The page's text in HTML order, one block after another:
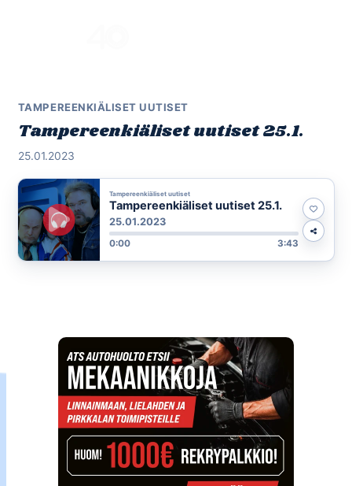
TAMPEREENKIÄLISET UUTISET
Tampereenkiäliset uutiset 25.1.
25.01.2023
Tampereenkiäliset uutiset
Tampereenkiäliset uutiset 25.1.
25.01.2023
0:00 3:43